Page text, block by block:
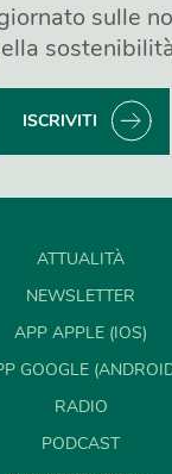
sulle
sostenibilità
ISCRIVITI
ATTUALITÀ
NEWSLETTER
APP APPLE (IOS)
GOOGLE
RADIO
PODCAST